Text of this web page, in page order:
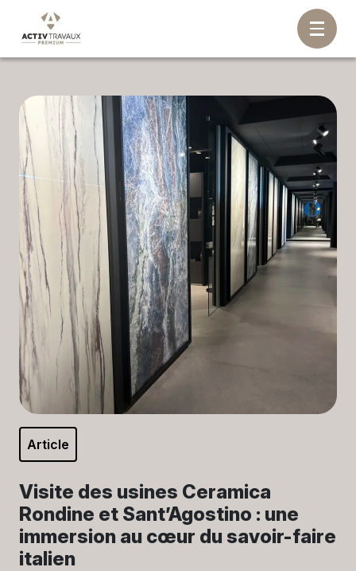
Article
Visite des usines Ceramica
Rondine et Sant’Agostino : une
immersion au cœur du savoir-faire
italien